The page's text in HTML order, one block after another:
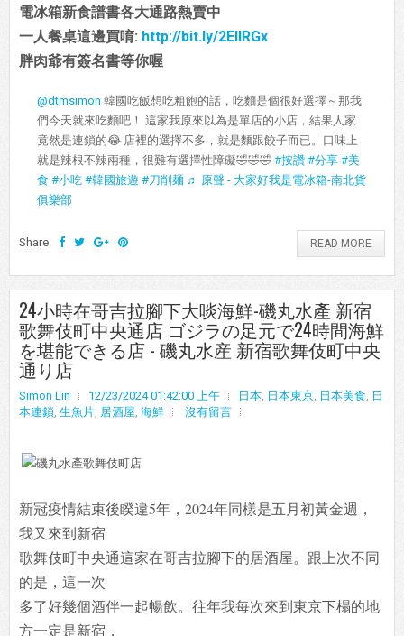
電冰箱新食譜書各大通路熱賣中
一人餐桌這邊買唷: http://bit.ly/2EIIRGx
胖肉爺有簽名書等你喔
@dtmsimon 韓國吃飯想吃粗飽的話，吃麵是個很好選擇～那我
們今天就來吃麵吧！ 這家我原來以為是單店的小店，結果人家
竟然是連鎖的😂 店裡的選擇不多，就是麵跟餃子而已。口味上
就是辣根不辣兩種，很難有選擇性障礙🤣🤣🤣 #按讚 #分享 #美
食 #小吃 #韓國旅遊 #刀削麺 ♬ 原聲 - 大家好我是電冰箱-南北貨
俱樂部
Share: READ MORE
24小時在哥吉拉腳下大啖海鮮-磯丸水產 新宿
歌舞伎町中央通店 ゴジラの足元で24時間海鮮
を堪能できる店 - 磯丸水産 新宿歌舞伎町中央
通り店
Simon Lin 12/23/2024 01:42:00 上午 日本, 日本東京, 日本美食, 日
本連鎖, 生魚片, 居酒屋, 海鮮 沒有留言
新冠疫情結束後睽違5年，2024年同樣是五月初黃金週，
我又來到新宿
歌舞伎町中央通這家在哥吉拉腳下的居酒屋。跟上次不同
的是，這一次
多了好幾個酒伴一起暢飲。往年我每次來到東京下榻的地
方一定是新宿，